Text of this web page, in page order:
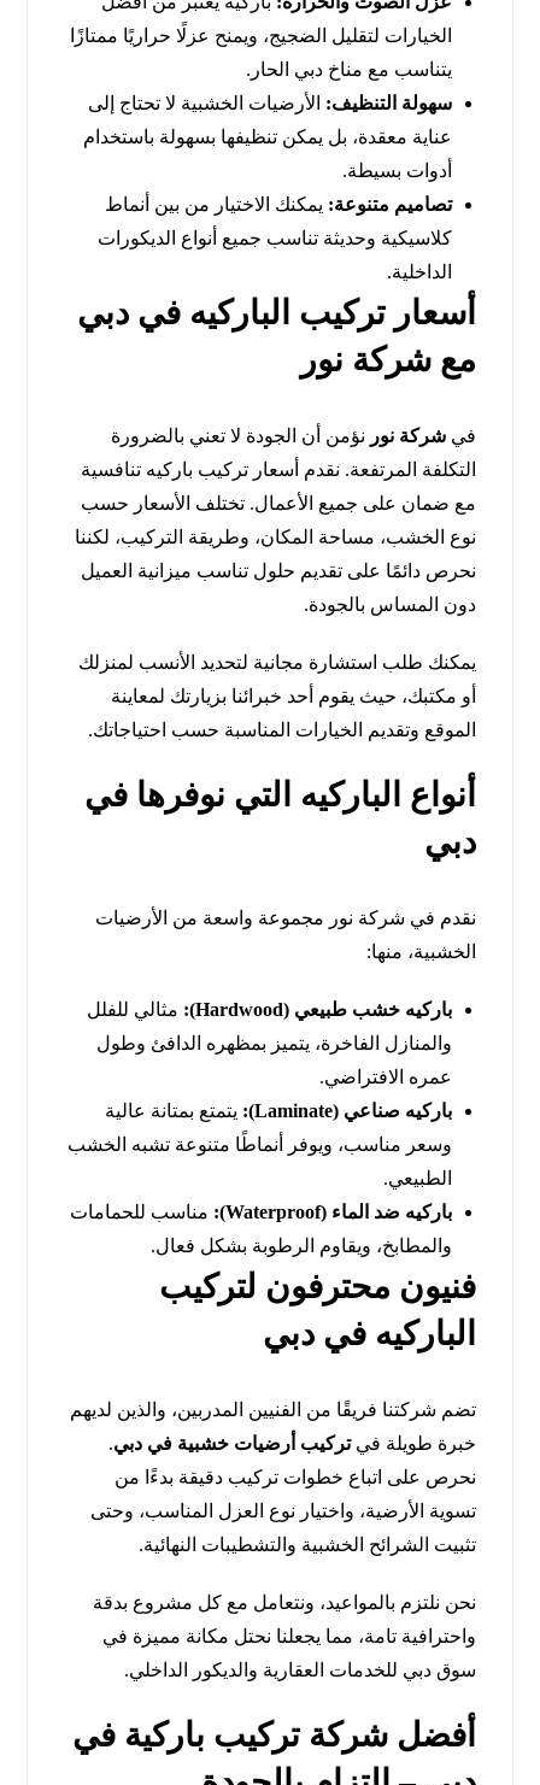
الخيارات لتقليل الضجيج، ويمنح عزلًا حراريًا ممتازًا
يتناسب مع مناخ دبي الحار.
سهولة التنظيف: الأرضيات الخشبية لا تحتاج إلى
عناية معقدة، بل يمكن تنظيفها بسهولة باستخدام
أدوات بسيطة.
تصاميم متنوعة: يمكنك الاختيار من بين أنماط
كلاسيكية وحديثة تناسب جميع أنواع الديكورات
الداخلية.
أسعار تركيب الباركيه في دبي
مع شركة نور
فيشركة نور نؤمن أن الجودة لا تعني بالضرورة
التكلفة المرتفعة. نقدم أسعار تركيب باركيه تنافسية
مع ضمان على جميع الأعمال. تختلف الأسعار حسب
نوع الخشب، مساحة المكان، وطريقة التركيب، لكننا
نحرص دائمًا على تقديم حلول تناسب ميزانية العميل
دون المساس بالجودة.
يمكنك طلب استشارة مجانية لتحديد الأنسب لمنزلك
أو مكتبك، حيث يقوم أحد خبرائنا بزيارتك لمعاينة
الموقع وتقديم الخيارات المناسبة حسب احتياجاتك.
أنواع الباركيه التي نوفرها في
دبي
نقدم في شركة نور مجموعة واسعة من الأرضيات
الخشبية، منها:
باركيه خشب طبيعي (Hardwood):
مثالي للفلل
والمنازل الفاخرة، يتميز بمظهره الدافئ وطول
عمره الافتراضي.
باركيه صناعي (Laminate):
يتمتع بمتانة عالية
وسعر مناسب، ويوفر أنماطًا متنوعة تشبه الخشب
الطبيعي.
باركيه ضد الماء (Waterproof):
مناسب للحمامات
والمطابخ، ويقاوم الرطوبة بشكل فعال.
فنيون محترفون لتركيب
الباركيه في دبي
تضم شركتنا فريقًا من الفنيين المدربين، والذين لديهم
خبرة طويلة فيتركيب أرضيات خشبية في دبي.
نحرص على اتباع خطوات تركيب دقيقة بدءًا من
تسوية الأرضية، واختيار نوع العزل المناسب، وحتى
تثبيت الشرائح الخشبية والتشطيبات النهائية.
نحن نلتزم بالمواعيد، ونتعامل مع كل مشروع بدقة
واحترافية تامة، مما يجعلنا نحتل مكانة مميزة في
سوق دبي للخدمات العقارية والديكور الداخلي.
أفضل شركة تركيب باركية في